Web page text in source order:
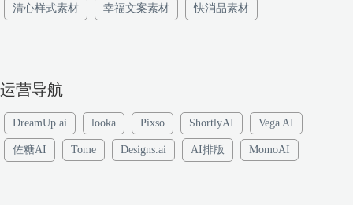
清心样式素材 幸福文案素材 快消品素材
运营导航
DreamUp.ai looka Pixso ShortlyAI Vega AI
佐糖AI Tome Designs.ai AI排版 MomoAI